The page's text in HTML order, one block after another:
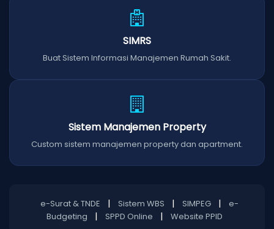
SIMRS
Buat Sistem Informasi Manajemen Rumah Sakit.
Sistem Manajemen Property
Custom sistem manajemen property dan apartment.
e-Surat & TNDE | Sistem WBS | SIMPEG |
e-
Budgeting
| SPPD Online | Website PPID